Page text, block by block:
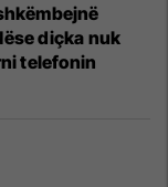
diçka nuk
telefonin